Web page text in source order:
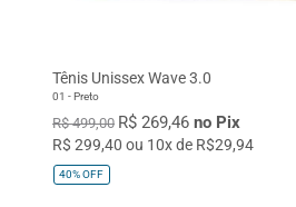
Tênis Unissex Wave 3.0
01 - Preto
R$ 499,00 R$ 269,46 no Pix
R$ 299,40 ou 10x de R$29,94
40%OFF